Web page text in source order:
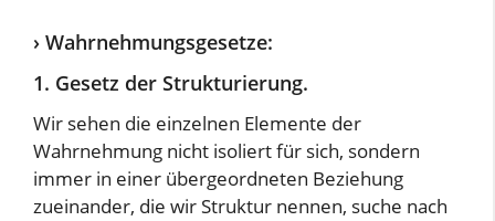
› Wahrnehmungsgesetze:
1. Gesetz der Strukturierung.
Wir sehen die einzelnen Elemente der
Wahrnehmung nicht isoliert für sich, sondern
immer in einer übergeordneten Beziehung
zueinander, die wir Struktur nennen, suche nach